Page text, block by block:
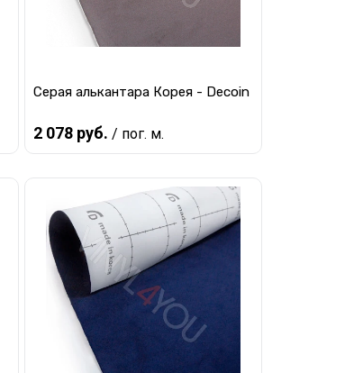
Серая алькантара Корея - Decoin
2 078 руб. / пог. м.
Предзаказ
Купить в 1 клик К сравнению
В избранное